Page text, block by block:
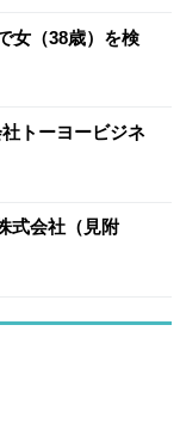
女（38歳）を検
トーヨービジネ
式会社（見附